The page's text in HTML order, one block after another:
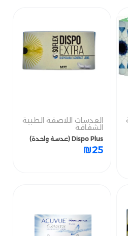
العدسات اللاصقة الطبية
الشفافة
Dispo Plus (عدسة واحدة)
₪25
العدسات اللاصقة الطبية
الشفافة
Dispo Plus (عدسة واحدة)
₪25